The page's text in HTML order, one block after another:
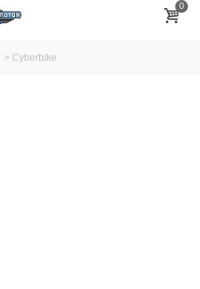
0
> Cyberbike